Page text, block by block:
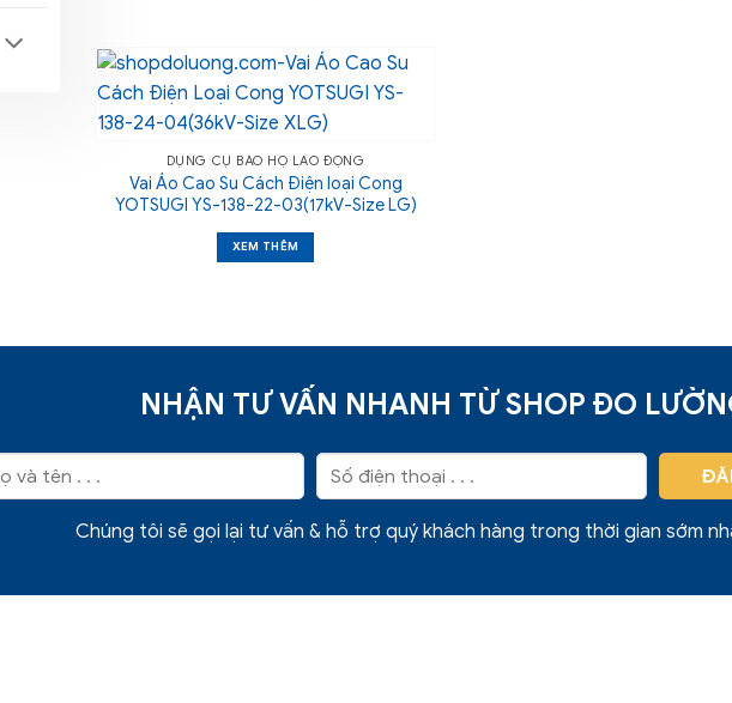
DỤNG CỤ BẢO HỘ LAO ĐỘNG
Vai Áo Cao Su Cách Điện loại Cong
YOTSUGI YS-138-22-03(17kV-Size LG)
XEM THÊM
NHẬN TƯ VẤN NHANH TỪ SHOP ĐO
Chúng tôi sẽ gọi lại tư vấn & hỗ trợ quý khách hàng trong thời gian sớm